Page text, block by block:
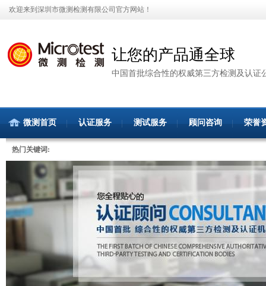
欢迎来到深圳市微测检测有限公司官方网站！
让您的产品通全球
中国首批综合性的权威第三方检测及认证
微测首页 认证服务 测试服务 顾问咨询 荣誉
热门关键词: